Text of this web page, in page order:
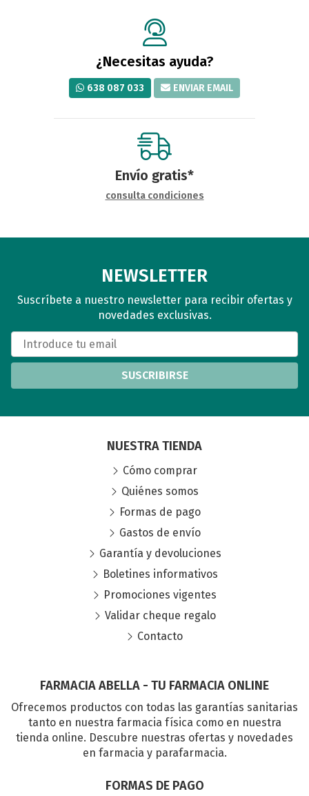
¿Necesitas ayuda?
638 087 033 ENVIAR EMAIL
Envío gratis*
consulta condiciones
NEWSLETTER
Suscríbete a nuestro newsletter para recibir ofertas y
novedades exclusivas.
SUSCRIBIRSE
FARMACIA ABELLA - TU FARMACIA ONLINE
Ofrecemos productos con todas las garantías sanitarias
tanto en nuestra farmacia física como en nuestra
tienda online. Descubre nuestras ofertas y novedades
en farmacia y parafarmacia.
FORMAS DE PAGO
NUESTRA TIENDA
Cómo comprar
Quiénes somos
Formas de pago
Gastos de envío
Garantía y devoluciones
Boletines informativos
Promociones vigentes
Validar cheque regalo
Contacto